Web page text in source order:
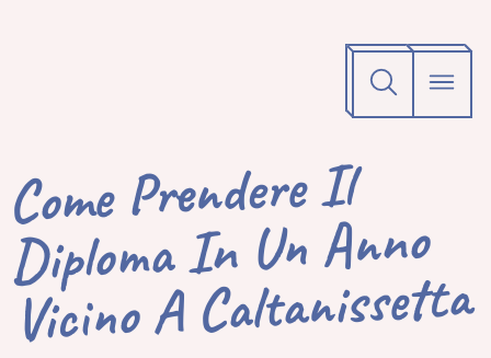
Come Prendere Il
Diploma In Un Anno
Vicino A Caltanissetta